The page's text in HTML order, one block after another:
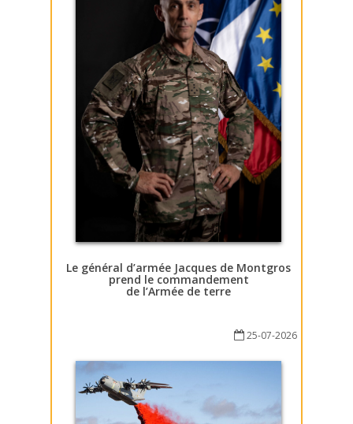
Le général d’armée Jacques de Montgros
prend le commandement
de l’Armée de terre
25-07-2026